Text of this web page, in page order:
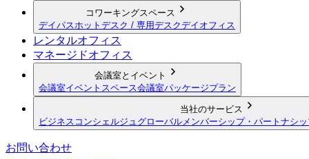
コワーキングスペース
デイパス ホットデスク / 専用デスクデイオフィス
レンタルオフィス
マネージドオフィス
会議室とイベント
会議室イベントスペース会議室パッケージプラン
当社のサービス
ビジネスコンシェルジュ グローバルメンバーシップ・パートナシ
お問い合わせ